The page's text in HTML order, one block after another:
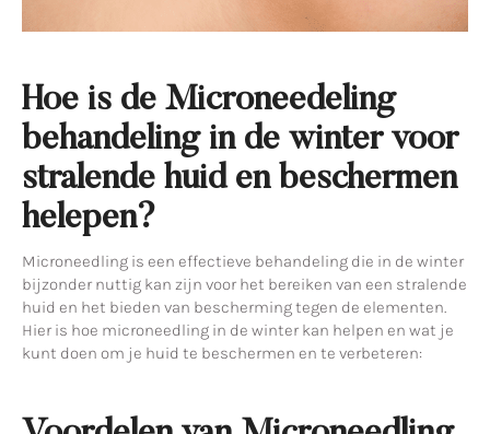
Hoe is de Microneedeling
behandeling in de winter voor
stralende huid en beschermen
helepen?
Microneedling is een effectieve behandeling die in de winter
bijzonder nuttig kan zijn voor het bereiken van een stralende
huid en het bieden van bescherming tegen de elementen.
Hier is hoe microneedling in de winter kan helpen en wat je
kunt doen om je huid te beschermen en te verbeteren: